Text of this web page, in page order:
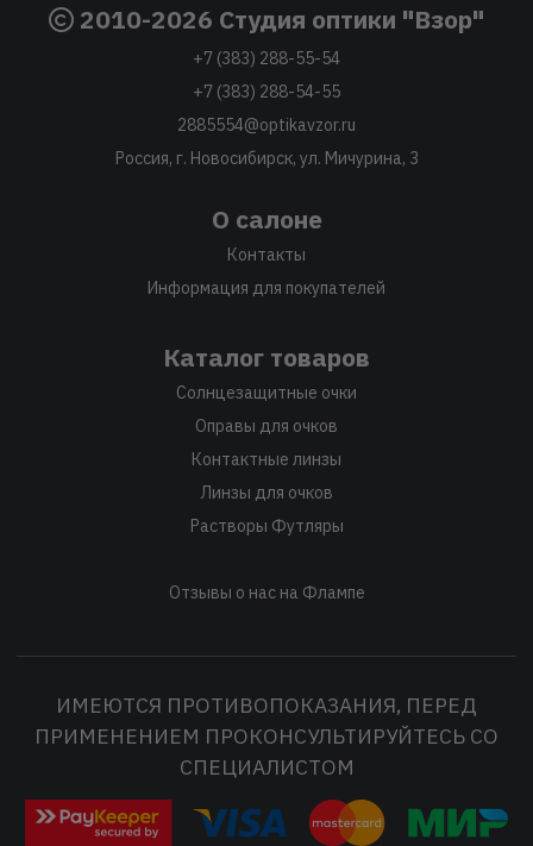
2010-2026 Студия оптики "Взор"
+7 (383) 288-55-54
+7 (383) 288-54-55
2885554@optikavzor.ru
Россия, г. Новосибирск, ул. Мичурина, 3
О салоне
Контакты
Информация для покупателей
Каталог товаров
Солнцезащитные очки
Оправы для очков
Контактные линзы
Линзы для очков
Растворы Футляры
Отзывы о нас на Флампе
ИМЕЮТСЯ ПРОТИВОПОКАЗАНИЯ, ПЕРЕД
ПРИМЕНЕНИЕМ ПРОКОНСУЛЬТИРУЙТЕСЬ СО
СПЕЦИАЛИСТОМ